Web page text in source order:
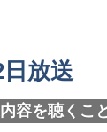
放送
容を聴くこ